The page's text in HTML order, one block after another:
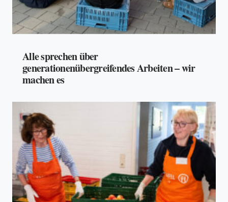
Alle sprechen über
generationenübergreifendes Arbeiten – wir
machen es